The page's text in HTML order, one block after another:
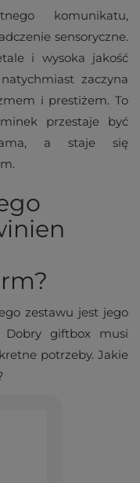
komunikatu,
sensoryczne.
i wysoka jakość
zaczyna
i prestiżem. To
przestaje być
a staje się
zestawu jest jego
Dobry giftbox musi
potrzeby. Jakie